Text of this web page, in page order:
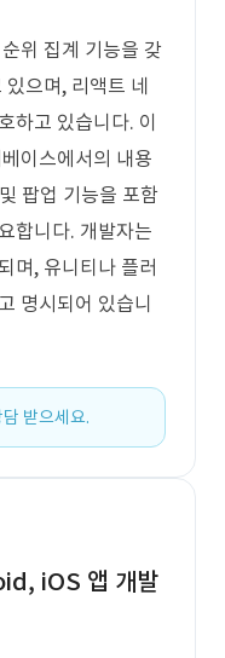
위 집계 기능을 갖
으며, 리액트 네
하고 있습니다. 이
이스에서의 내용
팝업 기능을 포함
합니다. 개발자는
며, 유니티나 플러
명시되어 있습니
받으세요.
iOS 앱 개발